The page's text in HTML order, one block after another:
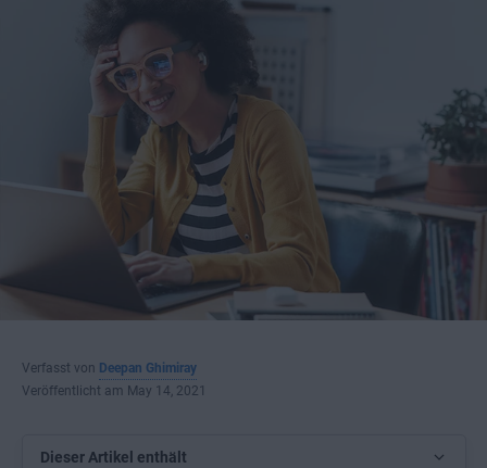
Verfasst von Deepan Ghimiray
Veröffentlicht am May 14, 2021
Dieser Artikel enthält